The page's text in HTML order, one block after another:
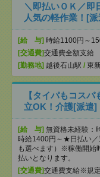
＼即払いＯＫ／即
人気の軽作業！[
[給 与] 時給1100円～
[交通費]交通費全額支給
[勤務地] 越後石山駅 / 東
【タイパもコス
立OK！介護[派遣]
[給 与] 無資格未経験：
時給1400円～★日払い／
も選べます）※稼働開始
払いとなります。
[交通費]交通費支給※規